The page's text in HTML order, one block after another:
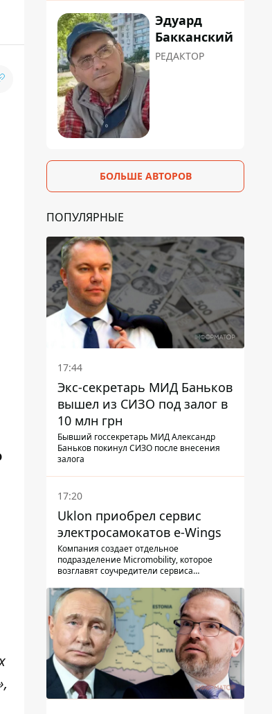
Эдуард
Бакканский
РЕДАКТОР
БОЛЬШЕ АВТОРОВ
ПОПУЛЯРНЫЕ
17:44
Экс-секретарь МИД Баньков
вышел из СИЗО под залог в
10 млн грн
Бывший госсекретарь МИД Александр
Баньков покинул СИЗО после внесения
залога
17:20
Uklon приобрел сервис
электросамокатов e-Wings
Компания создает отдельное
подразделение Micromobility, которое
возглавят соучредители сервиса